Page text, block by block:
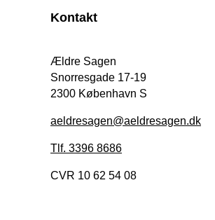
Kontakt
Ældre Sagen
Snorresgade 17-19
2300 København S
aeldresagen@aeldresagen.dk
Tlf. 3396 8686
CVR 10 62 54 08